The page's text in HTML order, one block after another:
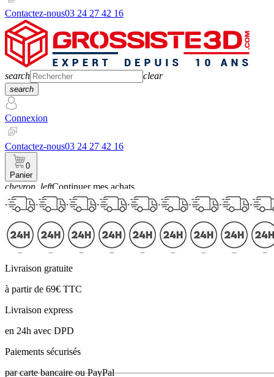
Contactez-nous03 24 27 42 16
search clear
search
Connexion
Contactez-nous03 24 27 42 16
0
Panier
chevron_leftContinuer mes achats
Panier
Livraison gratuite
à partir de 69€ TTC
Livraison express
en 24h avec DPD